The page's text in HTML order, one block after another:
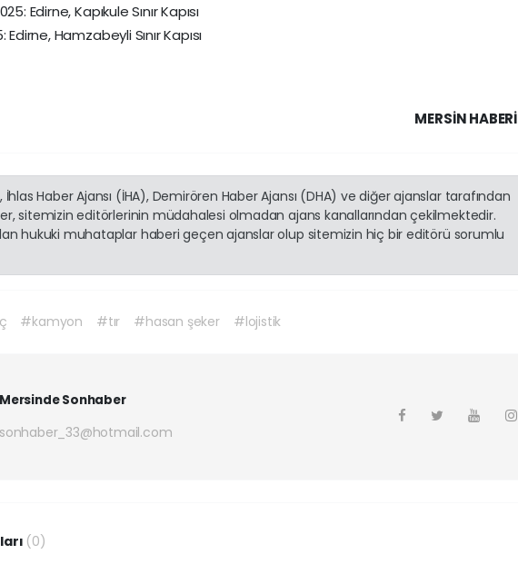
Edirne, Kapıkule Sınır Kapısı
Edirne, Hamzabeyli Sınır Kapısı
MERSIN HABERİ
İhlas Haber Ajansı (İHA), Demirören Haber Ajansı (DHA) ve diğer ajanslar tarafından
sitemizin editörlerinin müdahalesi olmadan ajans kanallarından çekilmektedir.
hukuki muhataplar haberi geçen ajanslar olup sitemizin hiç bir editörü sorumlu
#kamyon #tır #hasan şeker #lojistik
Mersinde Sonhaber
sonhaber_33@hotmail.com
(0)